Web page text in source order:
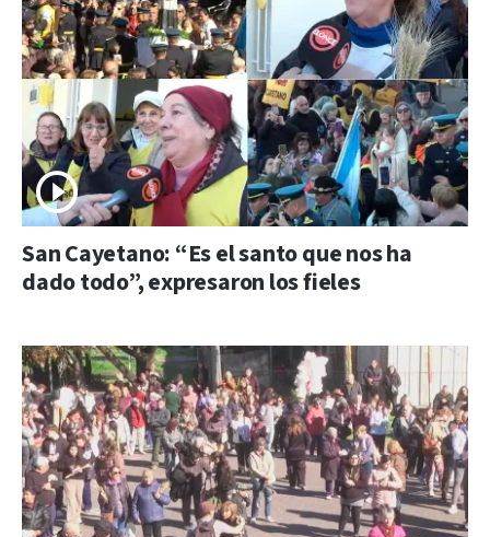
San Cayetano: “Es el santo que nos ha
dado todo”, expresaron los fieles